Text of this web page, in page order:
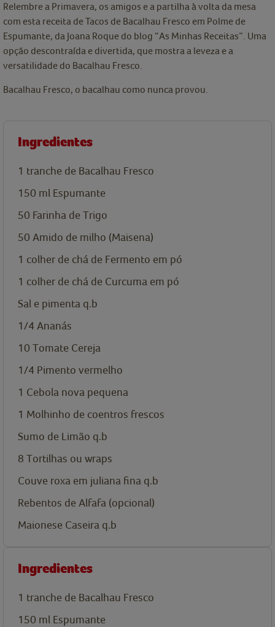
Relembre a Primavera, os amigos e a partilha à volta da mesa
com esta receita de Tacos de Bacalhau Fresco em Polme de
Espumante, da Joana Roque do blog “As Minhas Receitas”. Uma
opção descontraída e divertida, que mostra a leveza e a
versatilidade do Bacalhau Fresco.
Bacalhau Fresco, o bacalhau como nunca provou.
Ingredientes
1 tranche de Bacalhau Fresco
150 ml Espumante
50 Farinha de Trigo
50 Amido de milho (Maisena)
1 colher de chá de Fermento em pó
1 colher de chá de Curcuma em pó
Sal e pimenta q.b
1/4 Ananás
10 Tomate Cereja
1/4 Pimento vermelho
1 Cebola nova pequena
1 Molhinho de coentros frescos
Sumo de Limão q.b
8 Tortilhas ou wraps
Couve roxa em juliana fina q.b
Rebentos de Alfafa (opcional)
Maionese Caseira q.b
Ingredientes
1 tranche de Bacalhau Fresco
150 ml Espumante